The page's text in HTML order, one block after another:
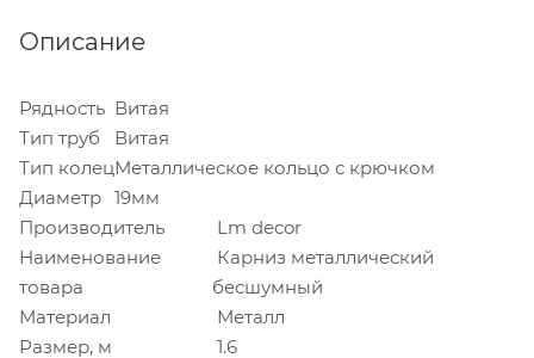
Описание
Рядность Витая
Тип труб
Витая
Тип колецМеталлическое кольцо с крючком
Диаметр 19мм
Производитель
Lm decor
Наименование
товара
Карниз металлический
бесшумный
Материал
Металл
Размер, м
1.6